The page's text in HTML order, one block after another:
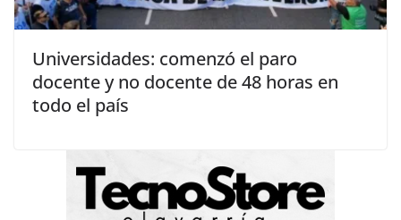
Universidades: comenzó el paro
docente y no docente de 48 horas en
todo el país